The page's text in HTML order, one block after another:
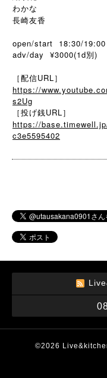
わかな
長崎友香
open/start 18:30/19:00
adv/day ¥3000(1d別)
［配信URL］
https://
s2Ug
［投げ銭URL］
https://
c3e5595402
©2026